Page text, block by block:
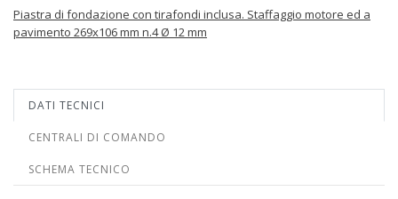
Piastra di fondazione con tirafondi inclusa. Staffaggio motore ed a
pavimento 269x106 mm n.4 Ø 12 mm
DATI TECNICI
CENTRALI DI COMANDO
SCHEMA TECNICO